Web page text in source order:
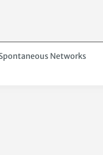
Networks